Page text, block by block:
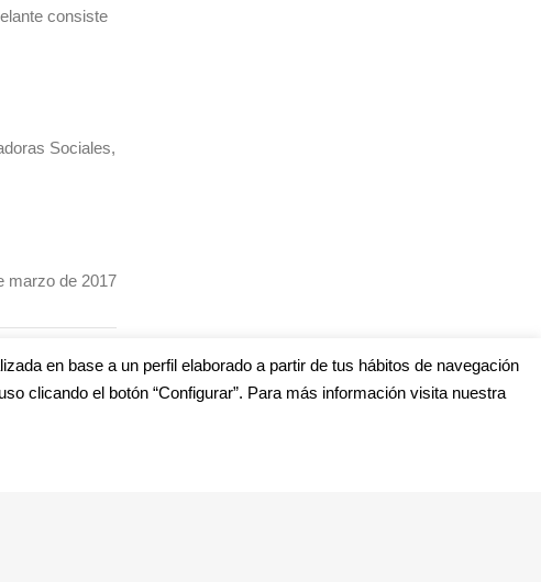
consiste
Sociales,
marzo de 2017
en base a un perfil elaborado a partir de tus hábitos de navegación
clicando el botón “Configurar”. Para más información visita nuestra